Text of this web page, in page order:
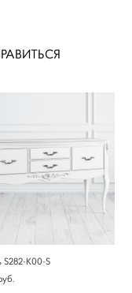
S282-K00-S